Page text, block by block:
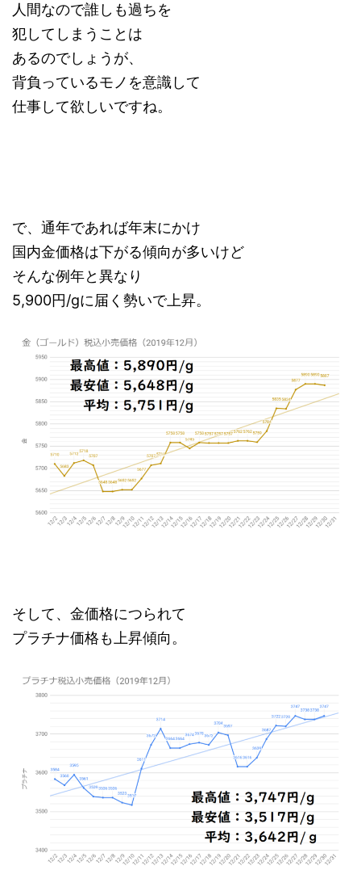
人間なので誰しも過ちを
犯してしまうことは
あるのでしょうが、
背負っているモノを意識して
仕事して欲しいですね。
で、通年であれば年末にかけ
国内金価格は下がる傾向が多いけど
そんな例年と異なり
5,900円/gに届く勢いで上昇。
そして、金価格につられて
プラチナ価格も上昇傾向。